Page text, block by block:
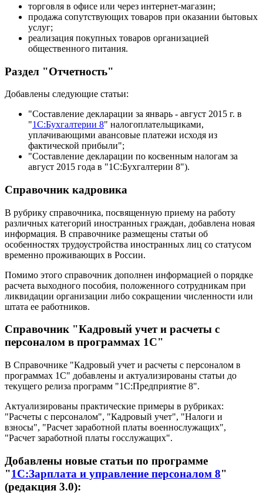
торговля в офисе или через интернет-магазин;
продажа сопутствующих товаров при оказании бытовых
услуг;
реализация покупных товаров организацией
общественного питания.
Раздел "Отчетность"
Добавлены следующие статьи:
"Составление декларации за январь - август 2015 г. в
"1С:Бухгалтерии 8" налогоплательщиками,
уплачивающими авансовые платежи исходя из
фактической прибыли";
"Составление декларации по косвенным налогам за
август 2015 года в "1С:Бухгалтерии 8").
Справочник кадровика
В рубрику справочника, посвященную приему на работу
различных категорий иностранных граждан, добавлена новая
информация. В справочнике размещены статьи об
особенностях трудоустройства иностранных лиц со статусом
временно проживающих в России.
Помимо этого справочник дополнен информацией о порядке
расчета выходного пособия, положенного сотрудникам при
ликвидации организации либо сокращении численности или
штата ее работников.
Справочник "Кадровый учет и расчеты с
персоналом в программах 1С"
В Справочнике "Кадровый учет и расчеты с персоналом в
программах 1С" добавлены и актуализированы статьи до
текущего релиза программ "1С:Предприятие 8".
Актуализированы практические примеры в рубриках:
"Расчеты с персоналом", "Кадровый учет", "Налоги и
взносы", "Расчет заработной платы военнослужащих",
"Расчет заработной платы госслужащих".
Добавлены новые статьи по программе
"1С:Зарплата и управление персоналом 8"
(редакция 3.0):